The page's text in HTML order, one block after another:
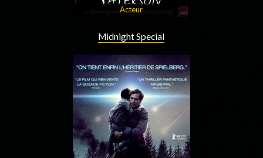
Acteur
Midnight Special